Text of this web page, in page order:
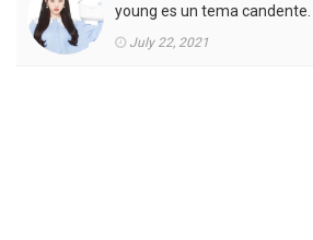
young es un tema candente.
July 22, 2021